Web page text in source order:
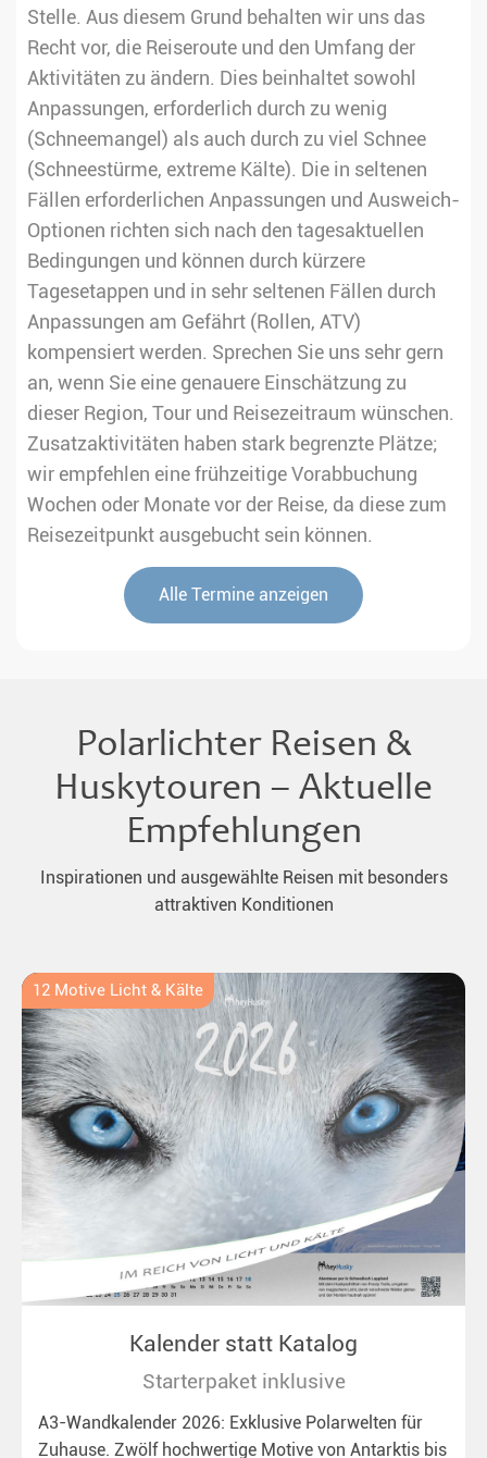
Stelle. Aus diesem Grund behalten wir uns das
Recht vor, die Reiseroute und den Umfang der
Aktivitäten zu ändern. Dies beinhaltet sowohl
Anpassungen, erforderlich durch zu wenig
(Schneemangel) als auch durch zu viel Schnee
(Schneestürme, extreme Kälte). Die in seltenen
Fällen erforderlichen Anpassungen und Ausweich-
Optionen richten sich nach den tagesaktuellen
Bedingungen und können durch kürzere
Tagesetappen und in sehr seltenen Fällen durch
Anpassungen am Gefährt (Rollen, ATV)
kompensiert werden. Sprechen Sie uns sehr gern
an, wenn Sie eine genauere Einschätzung zu
dieser Region, Tour und Reisezeitraum wünschen.
Zusatzaktivitäten haben stark begrenzte Plätze;
wir empfehlen eine frühzeitige Vorabbuchung
Wochen oder Monate vor der Reise, da diese zum
Reisezeitpunkt ausgebucht sein können.
Alle Termine anzeigen
Polarlichter Reisen &
Huskytouren – Aktuelle
Empfehlungen
Inspirationen und ausgewählte Reisen mit besonders
attraktiven Konditionen
12 Motive Licht & Kälte
Kalender statt Katalog
Starterpaket inklusive
A3-Wandkalender 2026: Exklusive Polarwelten für
Zuhause. Zwölf hochwertige Motive von Antarktis bis